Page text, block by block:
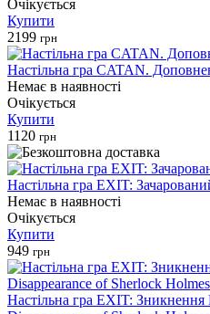
Очікується
Купити
2199 грн
Настільна гра CATAN.
Немає в наявності
Очікується
Купити
1120 грн
Настільна гра EXIT:
Немає в наявності
Очікується
Купити
949 грн
Настільна гра EXIT: